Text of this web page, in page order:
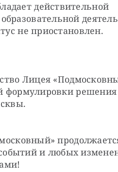
действительной
не приостановлен.
Лицея
формулировки решения
и любых